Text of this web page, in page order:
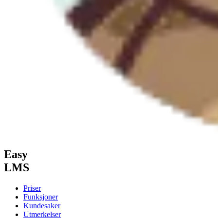
Easy
LMS
Priser
Funksjoner
Kundesaker
Utmerkelser